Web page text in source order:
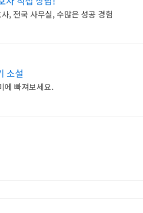
, 전국 사무실, 수많은 성공 경험
소설
에 빠져보세요.